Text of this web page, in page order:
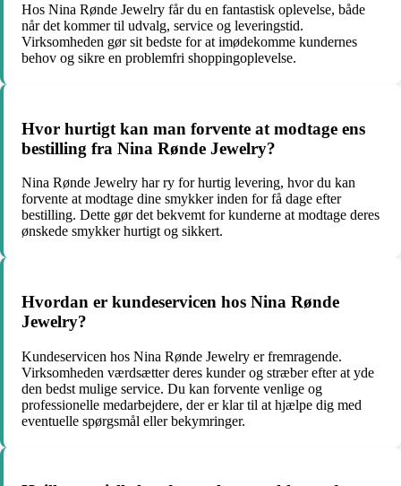
Hos Nina Rønde Jewelry får du en fantastisk oplevelse, både
når det kommer til udvalg, service og leveringstid.
Virksomheden gør sit bedste for at imødekomme kundernes
behov og sikre en problemfri shoppingoplevelse.
Hvor hurtigt kan man forvente at modtage ens
bestilling fra Nina Rønde Jewelry?
Nina Rønde Jewelry har ry for hurtig levering, hvor du kan
forvente at modtage dine smykker inden for få dage efter
bestilling. Dette gør det bekvemt for kunderne at modtage deres
ønskede smykker hurtigt og sikkert.
Hvordan er kundeservicen hos Nina Rønde
Jewelry?
Kundeservicen hos Nina Rønde Jewelry er fremragende.
Virksomheden værdsætter deres kunder og stræber efter at yde
den bedst mulige service. Du kan forvente venlige og
professionelle medarbejdere, der er klar til at hjælpe dig med
eventuelle spørgsmål eller bekymringer.